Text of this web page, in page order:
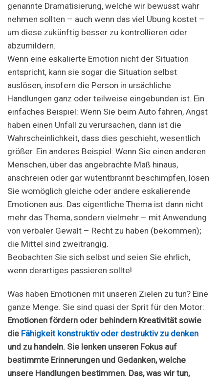
genannte Dramatisierung, welche wir bewusst wahr
nehmen sollten – auch wenn das viel Übung kostet –
um diese zukünftig besser zu kontrollieren oder
abzumildern.
Wenn eine eskalierte Emotion nicht der Situation
entspricht, kann sie sogar die Situation selbst
auslösen, insofern die Person in ursächliche
Handlungen ganz oder teilweise eingebunden ist. Ein
einfaches Beispiel: Wenn Sie beim Auto fahren, Angst
haben einen Unfall zu verursachen, dann ist die
Wahrscheinlichkeit, dass dies geschieht, wesentlich
größer. Ein anderes Beispiel: Wenn Sie einen anderen
Menschen, über das angebrachte Maß hinaus,
anschreien oder gar wutentbrannt beschimpfen, lösen
Sie womöglich gleiche oder andere eskalierende
Emotionen aus. Das eigentliche Thema ist dann nicht
mehr das Thema, sondern vielmehr – mit Anwendung
von verbaler Gewalt – Recht zu haben (bekommen);
die Mittel sind zweitrangig.
Beobachten Sie sich selbst und seien Sie ehrlich,
wenn derartiges passieren sollte!
Was haben Emotionen mit unseren Zielen zu tun? Eine
ganze Menge. Sie sind quasi der Sprit für den Motor:
Emotionen fördern oder behindern Kreativität sowie
die Fähigkeit konstruktiv oder destruktiv zu denken
und zu handeln. Sie lenken unseren Fokus auf
bestimmte Erinnerungen und Gedanken, welche
unsere Handlungen bestimmen. Das, was wir tun,